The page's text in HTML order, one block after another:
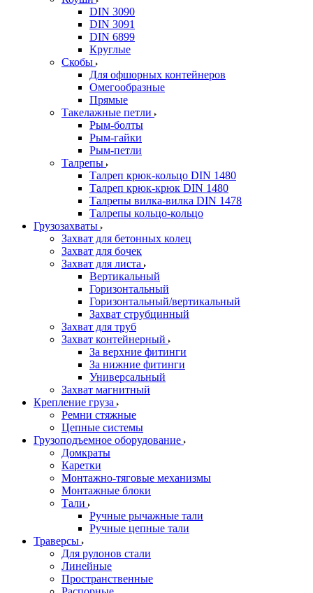
DIN 3090
DIN 3091
DIN 6899
Круглые
Скобы
Для офшорных контейнеров
Омегообразные
Прямые
Такелажные петли
Рым-болты
Рым-гайки
Рым-петли
Талрепы
Талреп крюк-кольцо DIN 1480
Талреп крюк-крюк DIN 1480
Талрепы вилка-вилка DIN 1478
Талрепы кольцо-кольцо
Грузозахваты
Захват для бетонных колец
Захват для бочек
Захват для листа
Вертикальный
Горизонтальный
Горизонтальный/вертикальный
Захват струбцинный
Захват для труб
Захват контейнерный
За верхние фитинги
За нижние фитинги
Универсальный
Захват магнитный
Крепление груза
Ремни стяжные
Цепные системы
Грузоподъемное оборудование
Домкраты
Каретки
Монтажно-тяговые механизмы
Монтажные блоки
Тали
Ручные рычажные тали
Ручные цепные тали
Траверсы
Для рулонов стали
Линейные
Пространственные